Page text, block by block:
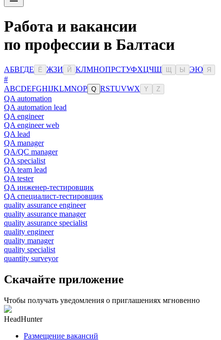
Работа и вакансии
по профессии в Балтаси
АБВГДЕ Ё ЖЗИ Й КЛМНОПРСТУФХЦЧШ Ы ЭЮ Я
#
ABCDEFGHIJKLMNOP Q RSTUVWX Y Z
QA automation
QA automation lead
QA engineer
QA engineer web
QA lead
QA manager
QA/QC manager
QA specialist
QA team lead
QA tester
QA инженер-тестировщик
QA специалист-тестировщик
quality assurance engineer
quality assurance manager
quality assurance specialist
quality engineer
quality manager
quality specialist
quantity surveyor
Скачайте приложение
Чтобы получать уведомления о приглашениях мгновенно
HeadHunter
Размещение вакансий